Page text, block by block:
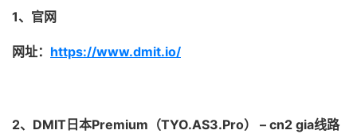
1、官网
网址： https://www.dmit.io/
2、DMIT日本Premium（TYO.AS3.Pro） – cn2 gia线路